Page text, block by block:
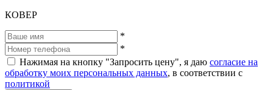
КОВЕР
*
*
Нажимая на кнопку "Запросить цену", я даю согласие на
обработку моих персональных данных, в соответствии с
политикой